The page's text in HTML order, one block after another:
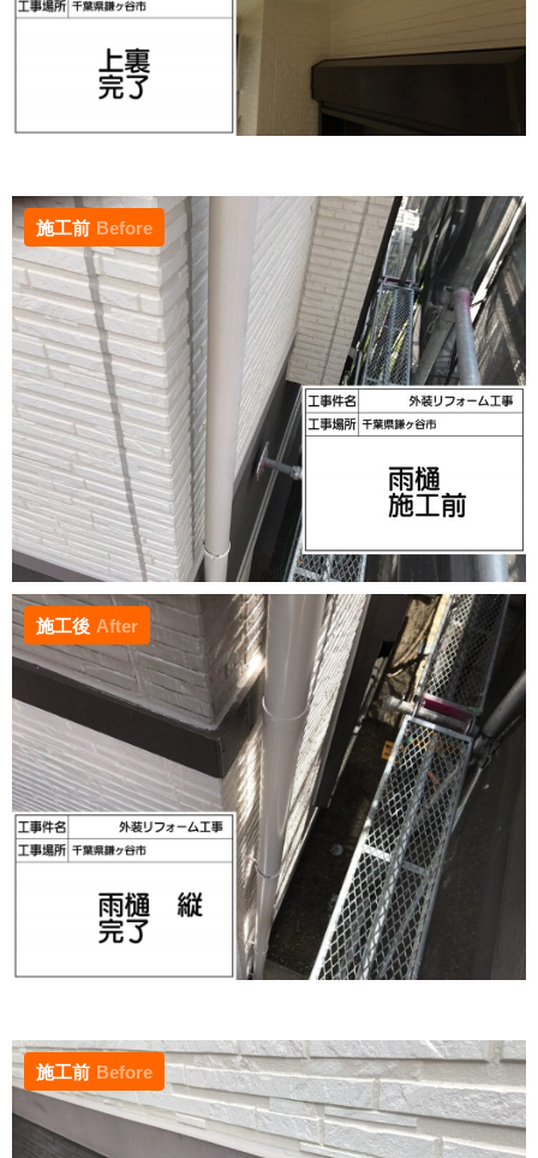
施工前 Before
施工後 After
施工前 Before